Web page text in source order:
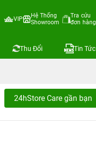
VIP
Hệ Thống
Showroom
Tra cứu
đơn hàng
Thu Đổi Tin Tức
24hStore Care gần bạn